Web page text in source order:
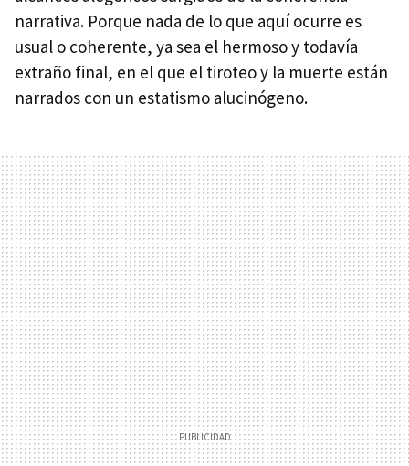
narrativa. Porque nada de lo que aquí ocurre es
usual o coherente, ya sea el hermoso y todavía
extraño final, en el que el tiroteo y la muerte están
narrados con un estatismo alucinógeno.